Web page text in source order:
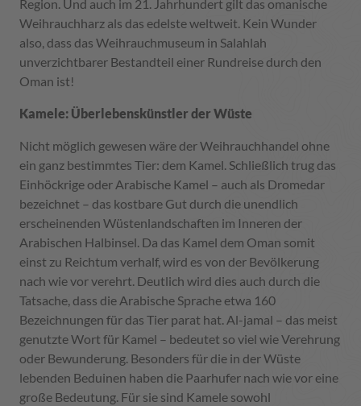
Region. Und auch im 21. Jahrhundert gilt das omanische
Weihrauchharz als das edelste weltweit. Kein Wunder
also, dass das Weihrauchmuseum in Salahlah
unverzichtbarer Bestandteil einer Rundreise durch den
Oman ist!
Kamele: Überlebenskünstler der Wüste
Nicht möglich gewesen wäre der Weihrauchhandel ohne
ein ganz bestimmtes Tier: dem Kamel. Schließlich trug das
Einhöckrige oder Arabische Kamel – auch als Dromedar
bezeichnet – das kostbare Gut durch die unendlich
erscheinenden Wüstenlandschaften im Inneren der
Arabischen Halbinsel. Da das Kamel dem Oman somit
einst zu Reichtum verhalf, wird es von der Bevölkerung
nach wie vor verehrt. Deutlich wird dies auch durch die
Tatsache, dass die Arabische Sprache etwa 160
Bezeichnungen für das Tier parat hat. Al-jamal – das meist
genutzte Wort für Kamel – bedeutet so viel wie Verehrung
oder Bewunderung. Besonders für die in der Wüste
lebenden Beduinen haben die Paarhufer nach wie vor eine
große Bedeutung. Für sie sind Kamele sowohl